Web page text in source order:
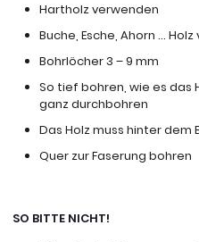
Hartholz verwenden
Buche, Esche, Ahorn …
Bohrlöcher 3 – 9 mm
So tief bohren, wie es das
ganz durchbohren
Das Holz muss hinter dem
Quer zur Faserung bohren
SO BITTE NICHT!